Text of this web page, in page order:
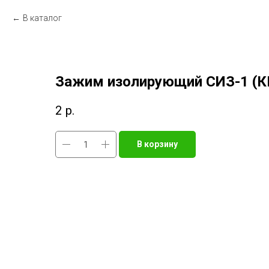
В каталог
Зажим изолирующий СИЗ-1
2 р.
В корзину